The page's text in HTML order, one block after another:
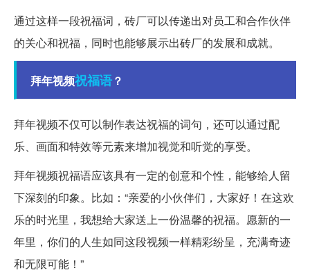
通过这样一段祝福词，砖厂可以传递出对员工和合作伙伴
的关心和祝福，同时也能够展示出砖厂的发展和成就。
拜年视频祝福语？
拜年视频不仅可以制作表达祝福的词句，还可以通过配
乐、画面和特效等元素来增加视觉和听觉的享受。
拜年视频祝福语应该具有一定的创意和个性，能够给人留
下深刻的印象。比如：“亲爱的小伙伴们，大家好！在这欢
乐的时光里，我想给大家送上一份温馨的祝福。愿新的一
年里，你们的人生如同这段视频一样精彩纷呈，充满奇迹
和无限可能！”